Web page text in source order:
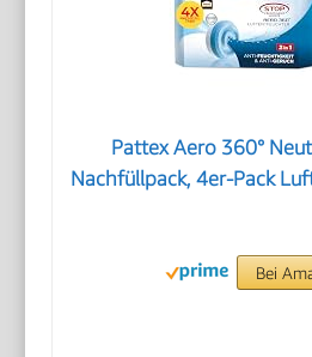
Pattex Aero 360°
Nachfüllpack, 4er-Pack
Bei